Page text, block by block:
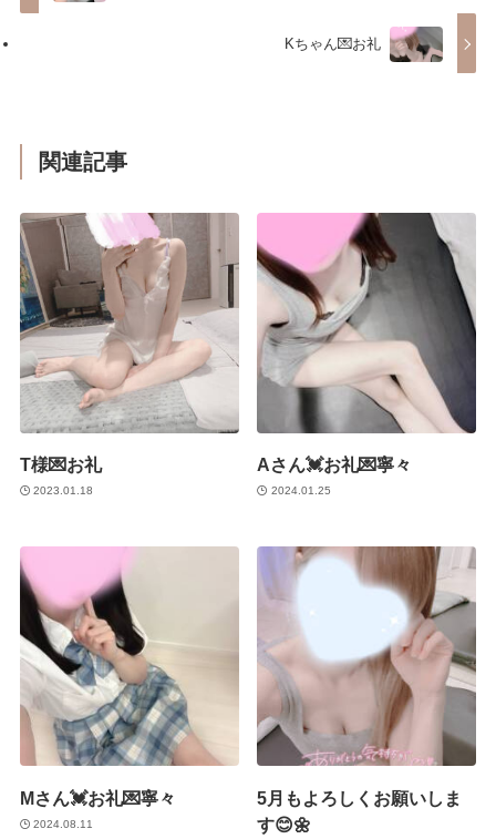
Kちゃん💌お礼
関連記事
T様💌お礼
2023.01.18
Aさん💓お礼💌寧々
2024.01.25
Mさん💓お礼💌寧々
2024.08.11
5月もよろしくお願いしま
す😊🌼